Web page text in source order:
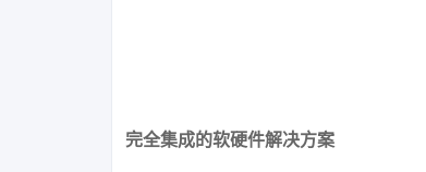
完全集成的软硬件解决方案